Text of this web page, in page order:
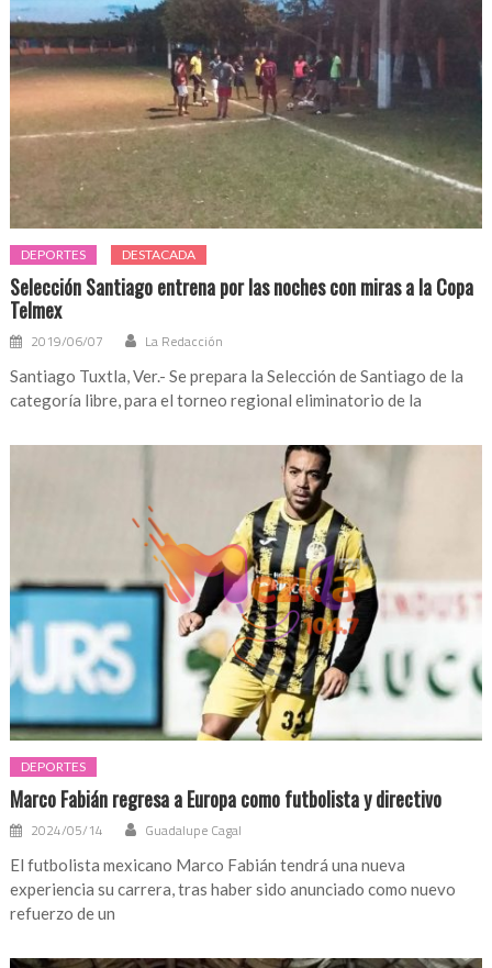
DEPORTES DESTACADA
Selección Santiago entrena por las noches con miras a la Copa
Telmex
2019/06/07 La Redacción
Santiago Tuxtla, Ver.- Se prepara la Selección de Santiago de la
categoría libre, para el torneo regional eliminatorio de la
DEPORTES
Marco Fabián regresa a Europa como futbolista y directivo
2024/05/14 Guadalupe Cagal
El futbolista mexicano Marco Fabián tendrá una nueva
experiencia su carrera, tras haber sido anunciado como nuevo
refuerzo de un